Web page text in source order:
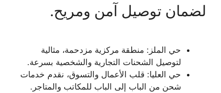
لضمان توصيل آمن ومريح.
حي الملز: منطقة مركزية مزدحمة، مثالية
لتوصيل الشحنات التجارية والشخصية بسرعة.
حي العليا: قلب الأعمال والتسوق، نقدم خدمات
شحن من الباب إلى الباب للمكاتب والمتاجر.